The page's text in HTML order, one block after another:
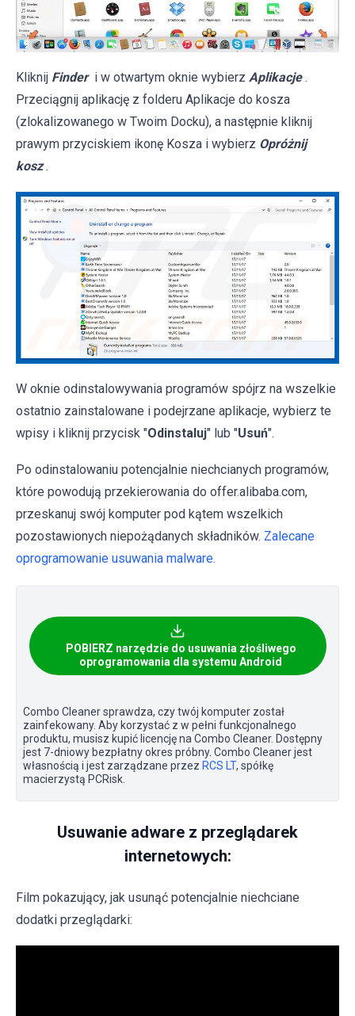
Kliknij Finder i w otwartym oknie wybierz Aplikacje .
Przeciągnij aplikację z folderu Aplikacje do kosza
(zlokalizowanego w Twoim Docku), a następnie kliknij
prawym przyciskiem ikonę Kosza i wybierz Opróżnij
kosz .
W oknie odinstalowywania programów spójrz na wszelkie
ostatnio zainstalowane i podejrzane aplikacje, wybierz te
wpisy i kliknij przycisk "Odinstaluj" lub "Usuń".
Po odinstalowaniu potencjalnie niechcianych programów,
które powodują przekierowania do offer.alibaba.com,
przeskanuj swój komputer pod kątem wszelkich
pozostawionych niepożądanych składników. Zalecane
oprogramowanie usuwania malware.
POBIERZ narzędzie do usuwania złośliwego
oprogramowania dla systemu Android
Combo Cleaner sprawdza, czy twój komputer został
zainfekowany. Aby korzystać z w pełni funkcjonalnego
produktu, musisz kupić licencję na Combo Cleaner. Dostępny
jest 7-dniowy bezpłatny okres próbny. Combo Cleaner jest
własnością i jest zarządzane przez RCS LT, spółkę
macierzystą PCRisk.
Usuwanie adware z przeglądarek
internetowych:
Film pokazujący, jak usunąć potencjalnie niechciane
dodatki przeglądarki: